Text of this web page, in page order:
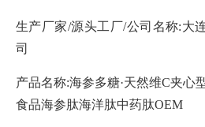
生产厂家/源头工厂/公司名称:大
司
产品名称:海参多糖·天然维C夹心
食品海参肽海洋肽中药肽OEM